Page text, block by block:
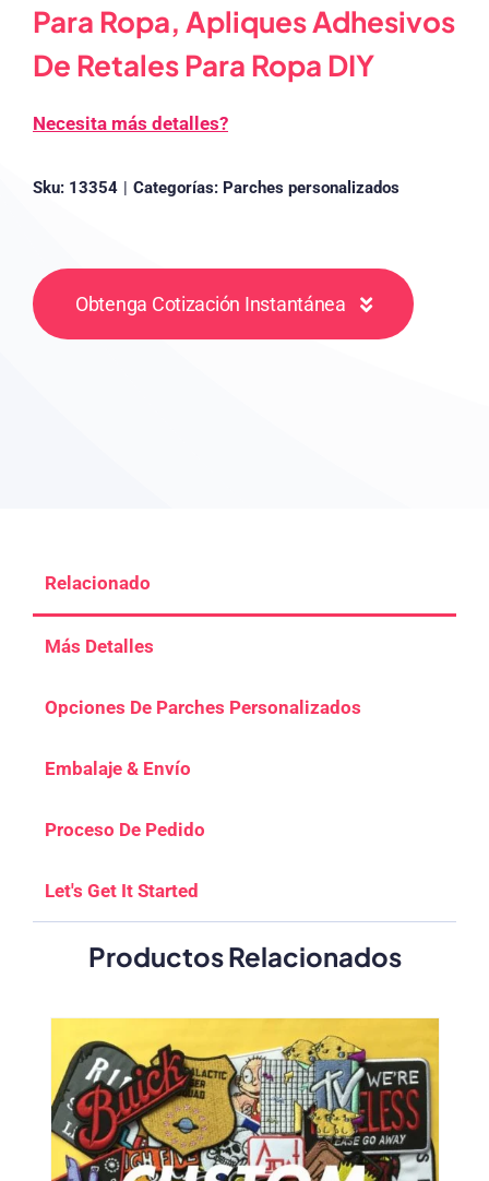
Para Ropa, Apliques Adhesivos
De Retales Para Ropa DIY
Necesita más detalles?
Sku: 13354 | Categorías: Parches personalizados
Obtenga Cotización Instantánea
Relacionado
Más Detalles
Opciones De Parches Personalizados
Embalaje & Envío
Proceso De Pedido
Let's Get It Started
Productos Relacionados